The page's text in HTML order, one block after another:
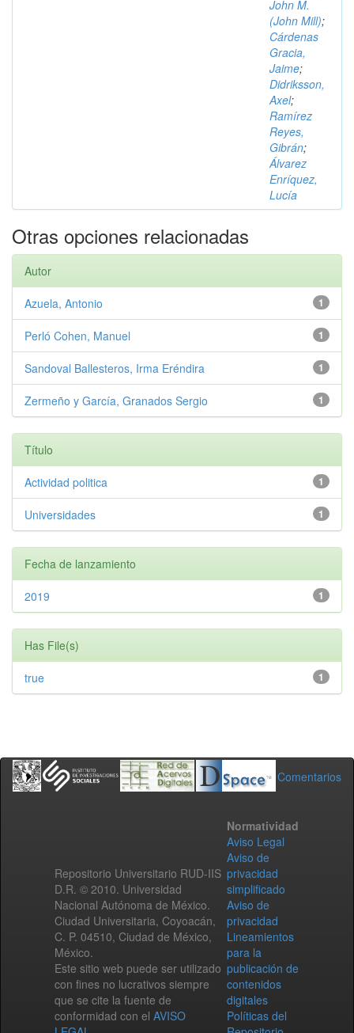
John M.
(John Mill);
Cárdenas
Gracia,
Jaime;
Didriksson,
Axel;
Ramírez
Reyes,
Gibrán;
Álvarez
Enríquez,
Lucía
Otras opciones relacionadas
Autor
1
Azuela, Antonio
1
Perló Cohen, Manuel
1
Sandoval Ballesteros, Irma Eréndira
1
Zermeño y García, Granados Sergio
Título
1
Actividad politica
1
Universidades
Fecha de lanzamiento
1
2019
Has File(s)
1
true
Comentarios
Repositorio Universitario RUD-IIS
D.R. © 2010. Universidad
Nacional Autónoma de México.
Ciudad Universitaria, Coyoacán,
C. P. 04510, Ciudad de México,
México.
Este sitio web puede ser utilizado
con fines no lucrativos siempre
que se cite la fuente de
conformidad con el AVISO
Normatividad
Aviso Legal
Aviso de
privacidad
simplificado
Aviso de
privacidad
Lineamientos
para la
publicación de
contenidos
digitales
Políticas del